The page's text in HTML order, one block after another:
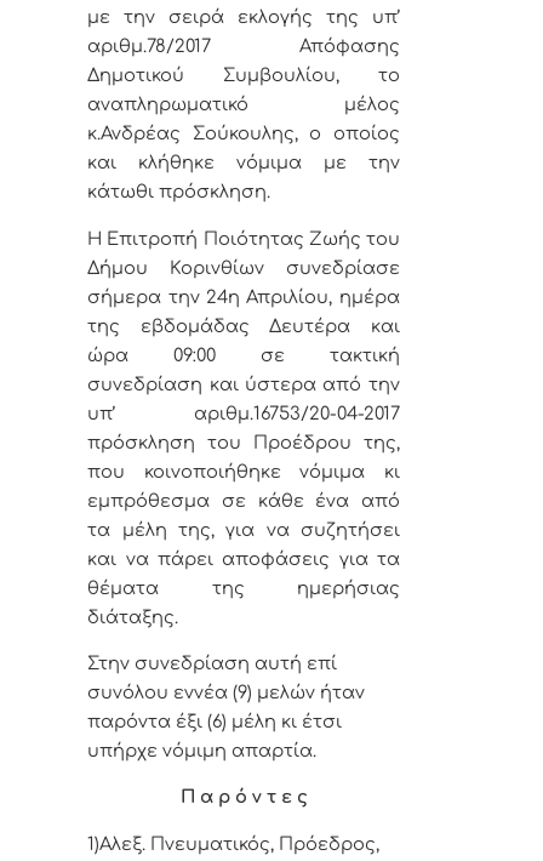
με την σειρά εκλογής της υπ’
αριθμ.78/2017 Απόφασης
Δημοτικού Συμβουλίου, το
αναπληρωματικό μέλος
κ.Ανδρέας Σούκουλης, ο οποίος
και κλήθηκε νόμιμα με την
κάτωθι πρόσκληση.
Η Επιτροπή Ποιότητας Ζωής του
Δήμου Κορινθίων συνεδρίασε
σήμερα την 24η Απριλίου, ημέρα
της εβδομάδας Δευτέρα και
ώρα 09:00 σε τακτική
συνεδρίαση και ύστερα από την
υπ’ αριθμ.16753/20-04-2017
πρόσκληση του Προέδρου της,
που κοινοποιήθηκε νόμιμα κι
εμπρόθεσμα σε κάθε ένα από
τα μέλη της, για να συζητήσει
και να πάρει αποφάσεις για τα
θέματα της ημερήσιας
διάταξης.
Στην συνεδρίαση αυτή επί
συνόλου εννέα (9) μελών ήταν
παρόντα έξι (6) μέλη κι έτσι
υπήρχε νόμιμη απαρτία.
Π α ρ ό ν τ ε ς
1)Αλεξ. Πνευματικός, Πρόεδρος,